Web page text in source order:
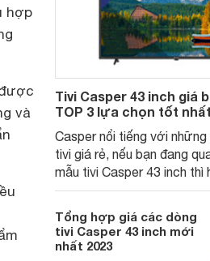
hợp
và
Tivi Casper 43 inch giá
TOP 3 lựa chọn tốt
Casper nổi tiếng với
tivi giá rẻ, nếu bạn đang
mẫu tivi Casper 43 inch thì
tôi điểm qua giá bán mới
top 3 mẫu tivi Casper 43
dùng ưa chuộng nhất năm
Tổng hợp giá các dòng
tivi Casper 43 inch mới
nhất 2023